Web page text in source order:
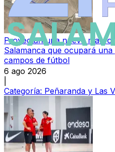
Proyectan una nueva
Salamanca que ocupará
campos de fútbol
6 ago 2026
Categoría: Peñaranda y Las